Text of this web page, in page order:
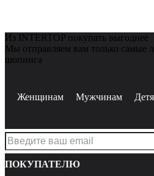
Из INTERTOP покупать выгоднее
Мы отправляем вам только самые
шопинга
Женщинам Мужчинам
ПОКУПАТЕЛЮ